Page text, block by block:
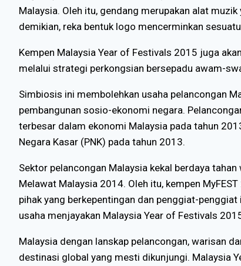
Malaysia. Oleh itu, gendang merupakan alat
demikian, reka bentuk logo mencerminkan
Kempen Malaysia Year of Festivals 2015 juga
melalui strategi perkongsian bersepadu awam-
Simbiosis ini membolehkan usaha pelancongan
pembangunan sosio-ekonomi negara.
terbesar dalam ekonomi Malaysia pada tahun
Negara Kasar (PNK) pada tahun 2013.
Sektor pelancongan Malaysia kekal berdaya
Melawat Malaysia 2014. Oleh itu, kempen
pihak yang berkepentingan dan penggiat-
usaha menjayakan Malaysia Year of Festivals
Malaysia dengan lanskap pelancongan, warisan
destinasi global yang mesti dikunjungi. Malaysia